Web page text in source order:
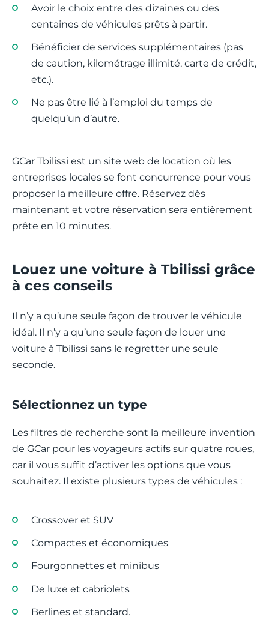
Avoir le choix entre des dizaines ou des
centaines de véhicules prêts à partir.
Bénéficier de services supplémentaires (pas
de caution, kilométrage illimité, carte de crédit,
etc.).
Ne pas être lié à l’emploi du temps de
quelqu’un d’autre.
GCar Tbilissi est un site web de location où les
entreprises locales se font concurrence pour vous
proposer la meilleure offre. Réservez dès
maintenant et votre réservation sera entièrement
prête en 10 minutes.
Louez une voiture à Tbilissi grâce
à ces conseils
Il n’y a qu’une seule façon de trouver le véhicule
idéal. Il n’y a qu’une seule façon de louer une
voiture à Tbilissi sans le regretter une seule
seconde.
Sélectionnez un type
Les filtres de recherche sont la meilleure invention
de GCar pour les voyageurs actifs sur quatre roues,
car il vous suffit d’activer les options que vous
souhaitez. Il existe plusieurs types de véhicules :
Crossover et SUV
Compactes et économiques
Fourgonnettes et minibus
De luxe et cabriolets
Berlines et standard.